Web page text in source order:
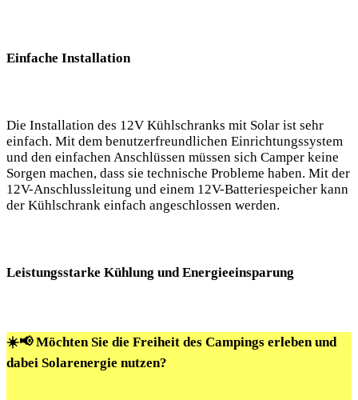
Einfache Installation
Die Installation des 12V Kühlschranks mit ⁢Solar ist sehr
einfach.⁣ Mit dem‍ benutzerfreundlichen Einrichtungssystem
⁤und den einfachen Anschlüssen‌ müssen sich Camper ‌keine‍
Sorgen ⁣machen,⁣ dass sie ‌technische Probleme haben. Mit ⁣der
12V-Anschlussleitung⁣ und einem 12V-Batteriespeicher kann
der Kühlschrank einfach angeschlossen werden.
Leistungsstarke Kühlung und Energieeinsparung
☀️📢 Möchten Sie die Freiheit des Campings erleben und
dabei Solarenergie nutzen?